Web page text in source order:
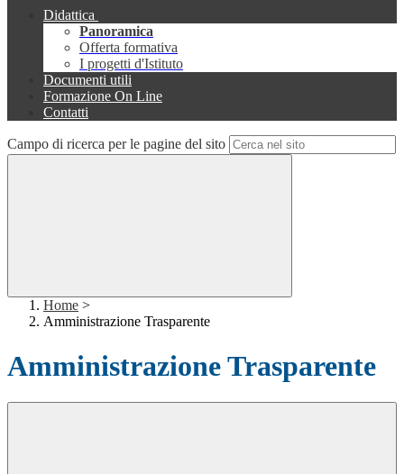
Didattica
Panoramica
Offerta formativa
I progetti d'Istituto
Documenti utili
Formazione On Line
Contatti
Campo di ricerca per le pagine del sito
Home >
Amministrazione Trasparente
Amministrazione Trasparente